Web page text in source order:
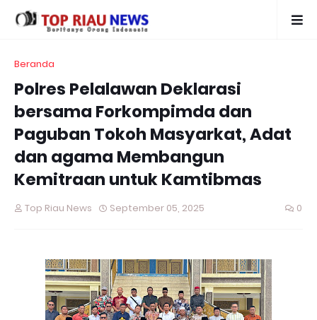
Beranda
Polres Pelalawan Deklarasi
bersama Forkompimda dan
Paguban Tokoh Masyarkat, Adat
dan agama Membangun
Kemitraan untuk Kamtibmas
Top Riau News September 05, 2025 0